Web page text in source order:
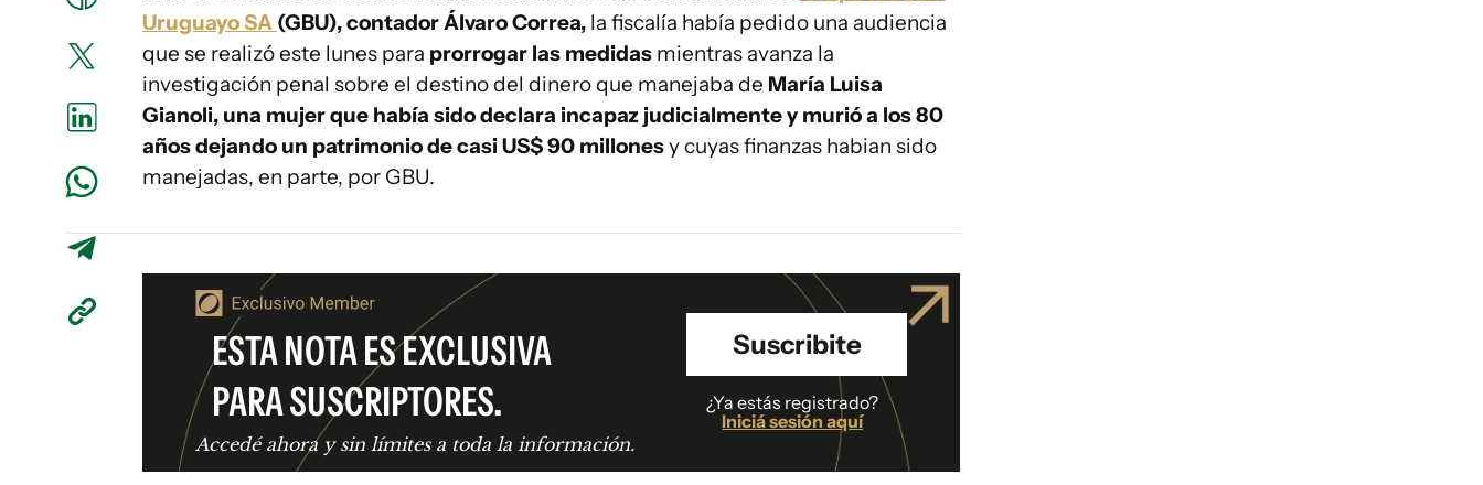
Uruguayo SA (GBU), contador Álvaro Correa, la fiscalía había pedido una audiencia
que se realizó este lunes para prorrogar las medidas mientras avanza la
investigación penal sobre el destino del dinero que manejaba de María Luisa
Gianoli, una mujer que había sido declara incapaz judicialmente y murió a los 80
años dejando un patrimonio de casi US$ 90 millonesy cuyas finanzas habian sido
manejadas, en parte, por GBU.
ESTA NOTA ES EXCLUSIVA
PARA SUSCRIPTORES.
Accedé ahora y sin límites a toda la información.
Suscribite
¿Ya estás registrado?
Iniciá sesión aquí